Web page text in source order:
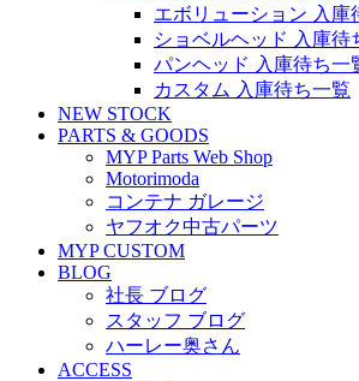
エボリューション 入庫
ショベルヘッド 入庫待
パンヘッド 入庫待ち一
カスタム 入庫待ち一覧
NEW STOCK
PARTS & GOODS
MYP Parts Web Shop
Motorimoda
コンテナ ガレージ
ヤフオク中古パーツ
MYP CUSTOM
BLOG
社長 ブログ
スタッフ ブログ
ハーレー奥さん
ACCESS